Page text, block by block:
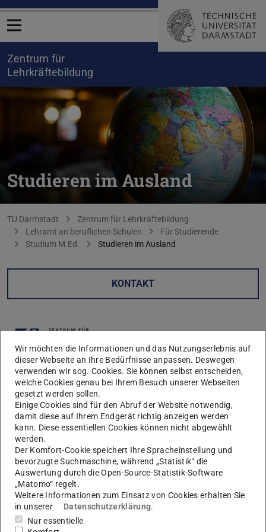
Menü öffnen
Zentrum für
Lehrkräftebildung
Studieren im Ausland
Sie befinden sich hier:
TU Darmstadt
Zentrum für Lehrkräftebildung
Lehramt an beruflichen Schulen
Für Studierende
Studium M.Ed.
Studieren im Ausland
KONTAKT
Wege ins Ausland
Praxisaufenthalt: German
European School Singapore
(GESS)
Veranstaltungen
Wir möchten die Informationen und das Nutzungserlebnis auf
dieser Webseite an Ihre Bedürfnisse anpassen. Deswegen
verwenden wir sog. Cookies. Sie können selbst entscheiden,
welche Cookies genau bei Ihrem Besuch unserer Webseiten
gesetzt werden sollen.
Einige Cookies sind für den Abruf der Website notwendig,
damit diese auf Ihrem Endgerät richtig anzeigen werden
kann. Diese essentiellen Cookies können nicht abgewählt
werden.
Der Komfort-Cookie speichert Ihre Spracheinstellung und
bevorzugte Suchmaschine, während „Statistik“ die
Auswertung durch die Open-Source-Statistik-Software
„Matomo“ regelt.
Weitere Informationen zum Einsatz von Cookies erhalten Sie
in unserer
Datenschutzerklärung.
Nur essentielle